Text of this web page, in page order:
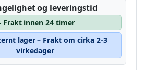
og leveringstid
Frakt innen 24 timer
lager – Frakt om cirka 2-3
virkedager